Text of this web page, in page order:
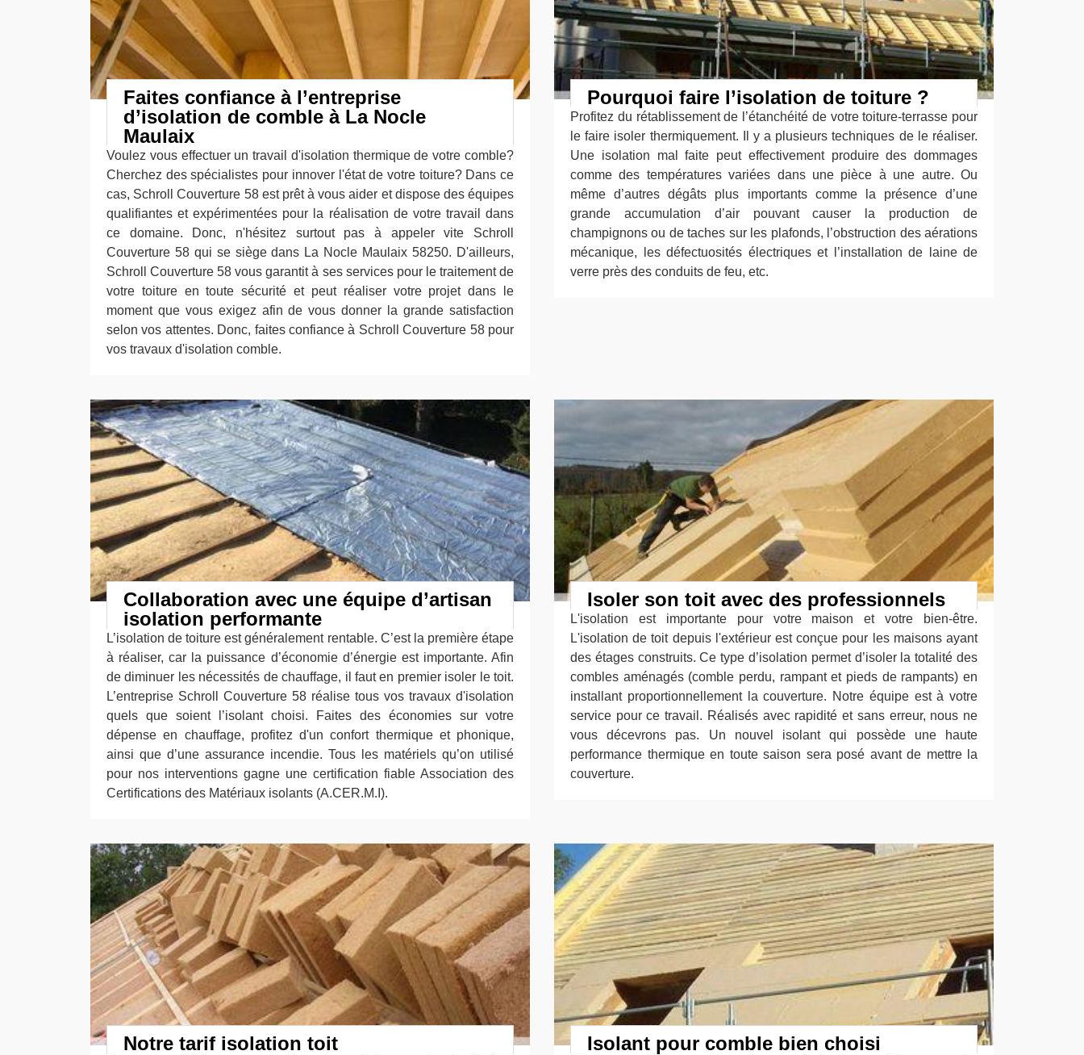
Faites confiance à l’entreprise
d’isolation de comble à La Nocle
Maulaix
Voulez vous effectuer un travail d'isolation thermique de votre comble?
Cherchez des spécialistes pour innover l'état de votre toiture? Dans ce
cas, Schroll Couverture 58 est prêt à vous aider et dispose des équipes
qualifiantes et expérimentées pour la réalisation de votre travail dans
ce domaine. Donc, n'hésitez surtout pas à appeler vite Schroll
Couverture 58 qui se siège dans La Nocle Maulaix 58250. D'ailleurs,
Schroll Couverture 58 vous garantit à ses services pour le traitement de
votre toiture en toute sécurité et peut réaliser votre projet dans le
moment que vous exigez afin de vous donner la grande satisfaction
selon vos attentes. Donc, faites confiance à Schroll Couverture 58 pour
vos travaux d'isolation comble.
Pourquoi faire l’isolation de toiture ?
Profitez du rétablissement de l’étanchéité de votre toiture-terrasse pour
le faire isoler thermiquement. Il y a plusieurs techniques de le réaliser.
Une isolation mal faite peut effectivement produire des dommages
comme des températures variées dans une pièce à une autre. Ou
même d’autres dégâts plus importants comme la présence d’une
grande accumulation d’air pouvant causer la production de
champignons ou de taches sur les plafonds, l’obstruction des aérations
mécanique, les défectuosités électriques et l’installation de laine de
verre près des conduits de feu, etc.
Collaboration avec une équipe d’artisan
isolation performante
L’isolation de toiture est généralement rentable. C’est la première étape
à réaliser, car la puissance d’économie d’énergie est importante. Afin
de diminuer les nécessités de chauffage, il faut en premier isoler le toit.
L’entreprise Schroll Couverture 58 réalise tous vos travaux d'isolation
quels que soient l’isolant choisi. Faites des économies sur votre
dépense en chauffage, profitez d'un confort thermique et phonique,
ainsi que d’une assurance incendie. Tous les matériels qu’on utilisé
pour nos interventions gagne une certification fiable Association des
Certifications des Matériaux isolants (A.CER.M.I).
Isoler son toit avec des professionnels
L'isolation est importante pour votre maison et votre bien-être.
L'isolation de toit depuis l'extérieur est conçue pour les maisons ayant
des étages construits. Ce type d’isolation permet d’isoler la totalité des
combles aménagés (comble perdu, rampant et pieds de rampants) en
installant proportionnellement la couverture. Notre équipe est à votre
service pour ce travail. Réalisés avec rapidité et sans erreur, nous ne
vous décevrons pas. Un nouvel isolant qui possède une haute
performance thermique en toute saison sera posé avant de mettre la
couverture.
Notre tarif isolation toit Isolant pour comble bien choisi